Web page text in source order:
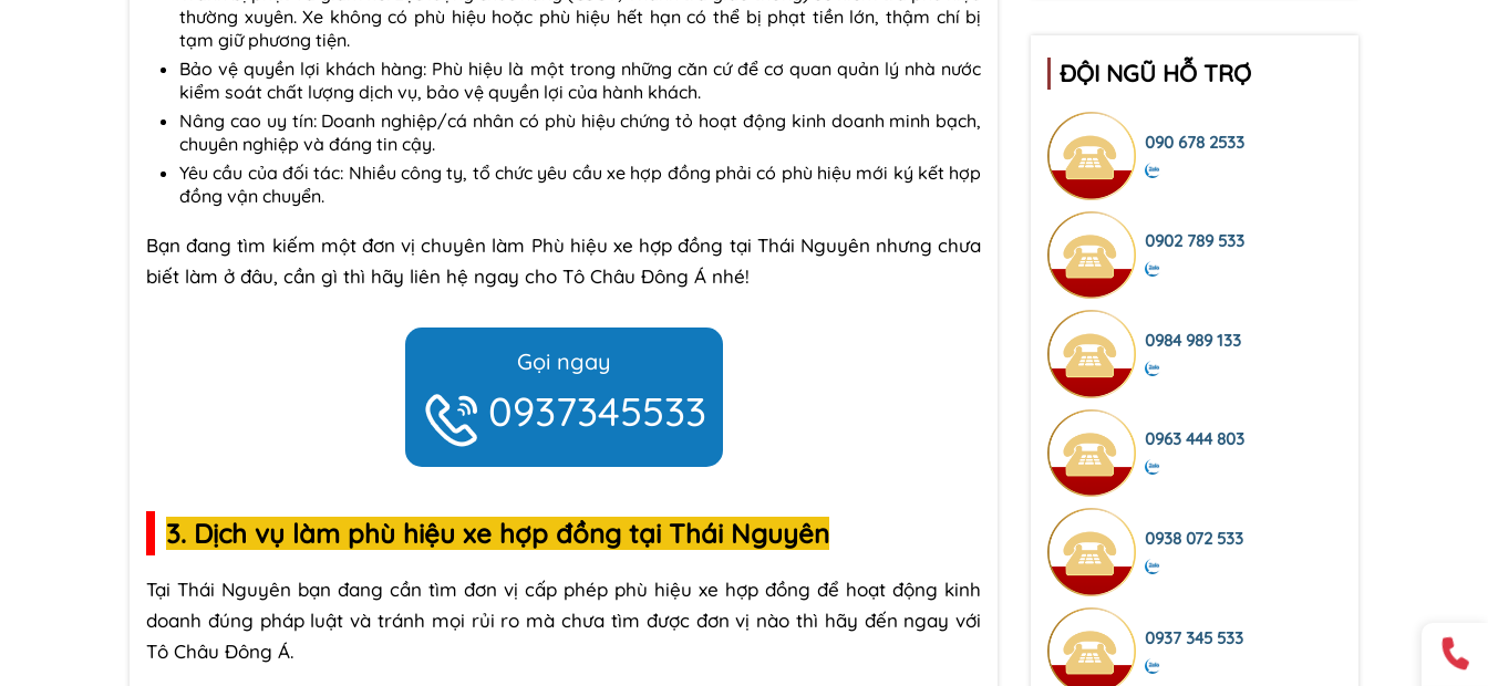
thường xuyên. Xe không có phù hiệu hoặc phù hiệu hết hạn có thể bị phạt tiền lớn, thậm chí bị
tạm giữ phương tiện.
Bảo vệ quyền lợi khách hàng: Phù hiệu là một trong những căn cứ để cơ quan quản lý nhà nước
kiểm soát chất lượng dịch vụ, bảo vệ quyền lợi của hành khách.
Nâng cao uy tín: Doanh nghiệp/cá nhân có phù hiệu chứng tỏ hoạt động kinh doanh minh bạch,
chuyên nghiệp và đáng tin cậy.
Yêu cầu của đối tác: Nhiều công ty, tổ chức yêu cầu xe hợp đồng phải có phù hiệu mới ký kết hợp
đồng vận chuyển.
Bạn đang tìm kiếm một đơn vị chuyên làm Phù hiệu xe hợp đồng tại Thái Nguyên nhưng chưa
biết làm ở đâu, cần gì thì hãy liên hệ ngay cho Tô Châu Đông Á nhé!
Gọi ngay
0937345533
3. Dịch vụ làm phù hiệu xe hợp đồng tại Thái Nguyên
Tại Thái Nguyên bạn đang cần tìm đơn vị cấp phép phù hiệu xe hợp đồng để hoạt động kinh
doanh đúng pháp luật và tránh mọi rủi ro mà chưa tìm được đơn vị nào thì hãy đến ngay với
Tô Châu Đông Á.
ĐỘI NGŨ HỖ TRỢ
090 678 2533
0902 789 533
0984 989 133
0963 444 803
0938 072 533
0937 345 533